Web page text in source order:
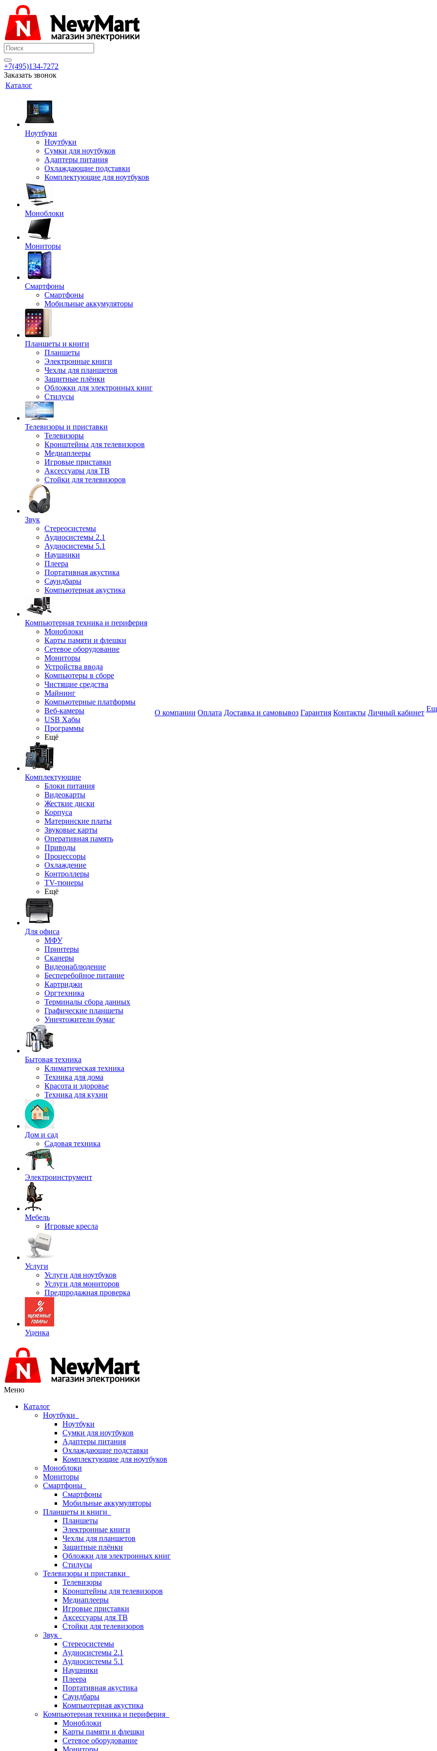
+7(495)134-7272
Заказать звонок
Каталог
Ноутбуки
Ноутбуки
Сумки для ноутбуков
Адаптеры питания
Охлаждающие подставки
Комплектующие для ноутбуков
Моноблоки
Мониторы
Смартфоны
Смартфоны
Мобильные аккумуляторы
Планшеты и книги
Планшеты
Электронные книги
Чехлы для планшетов
Защитные плёнки
Обложки для электронных книг
Стилусы
Телевизоры и приставки
Телевизоры
Кронштейны для телевизоров
Медиаплееры
Игровые приставки
Аксессуары для ТВ
Стойки для телевизоров
Звук
Стереосистемы
Аудиосистемы 2.1
Аудиосистемы 5.1
Наушники
Плеера
Портативная акустика
Саундбары
Компьютерная акустика
Компьютерная техника и периферия
Моноблоки
Карты памяти и флешки
Сетевое оборудование
Мониторы
Устройства ввода
Компьютеры в сборе
Чистящие средства
Майнинг
Компьютерные платформы
Веб-камеры
USB Хабы
Программы
Ещё
Комплектующие
Блоки питания
Видеокарты
Жесткие диски
Корпуса
Материнские платы
Звуковые карты
Оперативная память
Приводы
Процессоры
Охлаждение
Контроллеры
TV-тюнеры
Ещё
Для офиса
МФУ
Принтеры
Сканеры
Видеонаблюдение
Бесперебойное питание
Картриджи
Оргтехника
Терминалы сбора данных
Графические планшеты
Уничтожители бумаг
Бытовая техника
Климатическая техника
Техника для дома
Красота и здоровье
Техника для кухни
Дом и сад
Садовая техника
Электроинструмент
Мебель
Игровые кресла
Услуги
Услуги для ноутбуков
Услуги для мониторов
Предпродажная проверка
Уценка
О компании Оплата Доставка и самовывоз Гарантия Контакты Личный кабинет
Меню
Каталог
Ноутбуки
Ноутбуки
Сумки для ноутбуков
Адаптеры питания
Охлаждающие подставки
Комплектующие для ноутбуков
Моноблоки
Мониторы
Смартфоны
Смартфоны
Мобильные аккумуляторы
Планшеты и книги
Планшеты
Электронные книги
Чехлы для планшетов
Защитные плёнки
Обложки для электронных книг
Стилусы
Телевизоры и приставки
Телевизоры
Кронштейны для телевизоров
Медиаплееры
Игровые приставки
Аксессуары для ТВ
Стойки для телевизоров
Звук
Стереосистемы
Аудиосистемы 2.1
Аудиосистемы 5.1
Наушники
Плеера
Портативная акустика
Саундбары
Компьютерная акустика
Компьютерная техника и периферия
Моноблоки
Карты памяти и флешки
Сетевое оборудование
Мониторы